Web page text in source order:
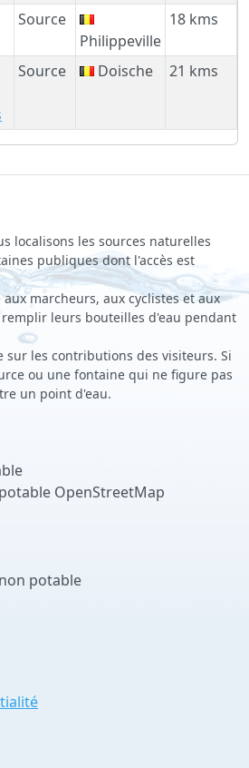
Source
Philippeville
18 kms
Source Doische 21 kms
localisons les sources naturelles
publiques dont l'accès est
marcheurs, aux cyclistes et aux
leurs bouteilles d'eau pendant
sur les contributions des visiteurs. Si
ou une fontaine qui ne figure pas
un point d'eau.
OpenStreetMap
potable